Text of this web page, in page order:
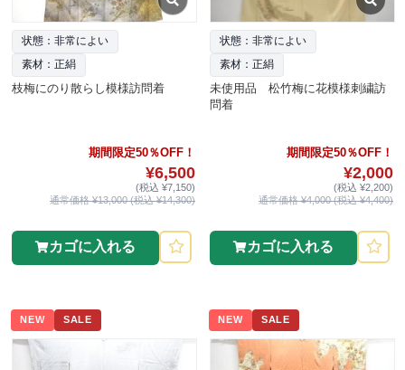
状態：非常によい
素材：正絹
枝梅にのり散らし模様訪問着
期間限定50％OFF！
¥6,500
(税込 ¥7,150)
通常価格 ¥13,000 (税込 ¥14,300)
カゴに入れる
状態：非常によい
素材：正絹
未使用品 松竹梅に花模様刺繍訪
問着
期間限定50％OFF！
¥2,000
(税込 ¥2,200)
通常価格 ¥4,000 (税込 ¥4,400)
カゴに入れる
NEW SALE NEW SALE